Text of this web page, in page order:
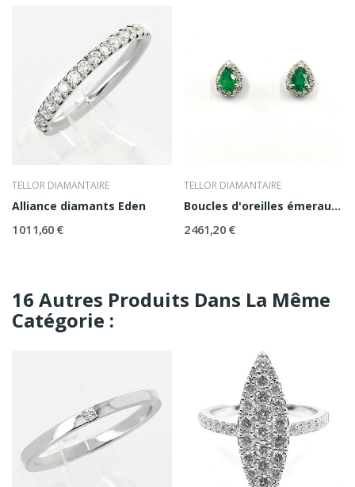
TELLOR DIAMANTAIRE
Alliance diamants Eden
1 011,60 €
TELLOR DIAMANTAIRE
Boucles d'oreilles émeraudes et diamants Aurore
2 461,20 €
16 Autres Produits Dans La Même
Catégorie :